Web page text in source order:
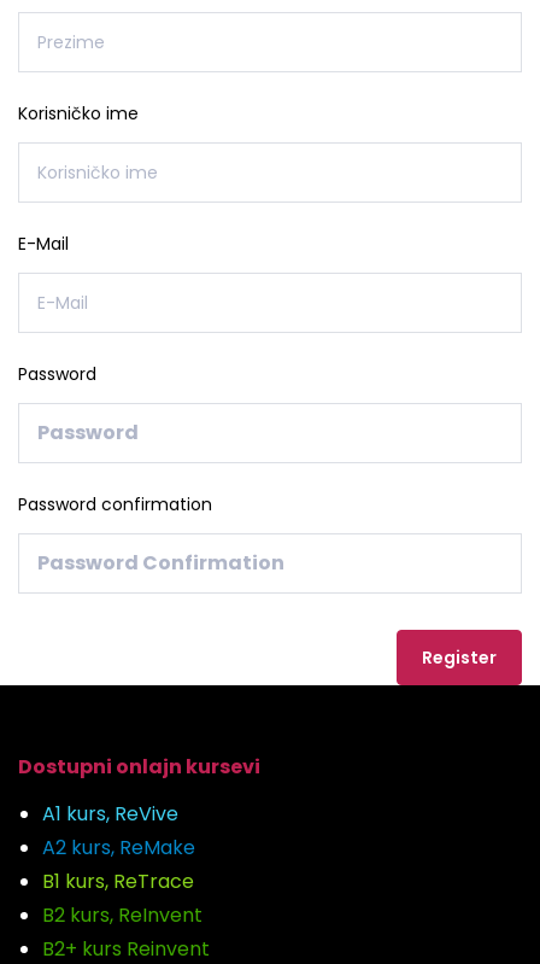
Korisničko ime
E-Mail
Password
Password confirmation
Register
Dostupni onlajn kursevi
A1 kurs, ReVive
A2 kurs, ReMake
B1 kurs, ReTrace
B2 kurs, ReInvent
B2+ kurs Reinvent